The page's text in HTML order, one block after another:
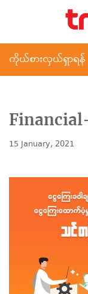
ကိုယ်စားလှယ်ရှာရန်
15 January, 2021